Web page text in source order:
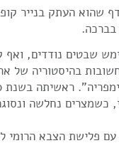
שהוא העתק בנייר
בברכה.
שבטים נודדים, ואף
בהיסטוריה של
כשמצרים נחלשה
בארץ החלה בשנת 63 לפנה"ס, עם